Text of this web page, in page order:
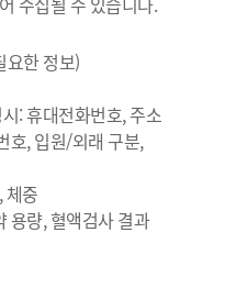
요한 정보)
: 휴대전화번호, 주소
호, 입원/외래 구분,
체중
용량, 혈액검사 결과